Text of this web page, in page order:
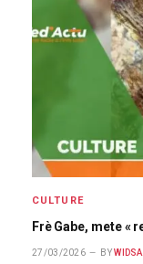
CULTURE
Frè Gabe, mete «
27/03/2026 BY